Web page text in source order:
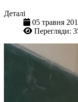
Деталі
05 травня
Перегляди: